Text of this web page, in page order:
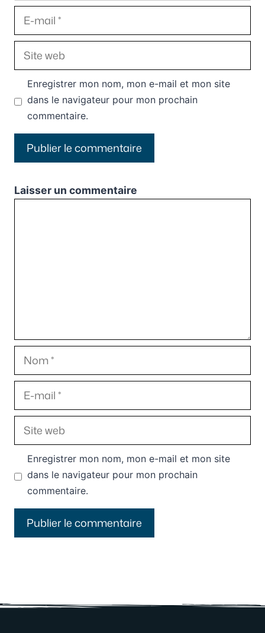
E-
mail
Site
web
Enregistrer mon nom, mon e-mail et mon site
dans le navigateur pour mon prochain
commentaire.
Laisser un commentaire
Nom
E-
mail
Site
web
Enregistrer mon nom, mon e-mail et mon site
dans le navigateur pour mon prochain
commentaire.